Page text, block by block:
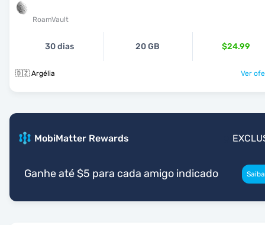
RoamVault
30 dias 20 GB $24.99
🇩🇿 Argélia Ver
MobiMatter Rewards
Ganhe até $5 para cada amigo indicado